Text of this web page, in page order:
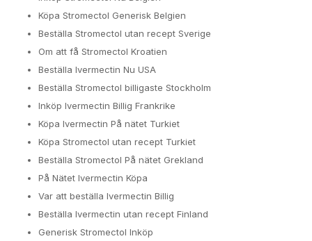
Köpa Stromectol Generisk Belgien
Beställa Stromectol utan recept Sverige
Om att få Stromectol Kroatien
Beställa Ivermectin Nu USA
Beställa Stromectol billigaste Stockholm
Inköp Ivermectin Billig Frankrike
Köpa Ivermectin På nätet Turkiet
Köpa Stromectol utan recept Turkiet
Beställa Stromectol På nätet Grekland
På Nätet Ivermectin Köpa
Var att beställa Ivermectin Billig
Beställa Ivermectin utan recept Finland
Generisk Stromectol Inköp